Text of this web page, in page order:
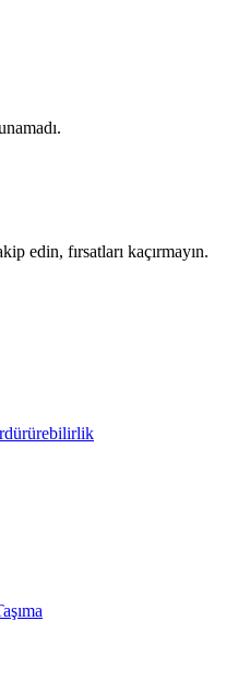
edin, fırsatları kaçırmayın.